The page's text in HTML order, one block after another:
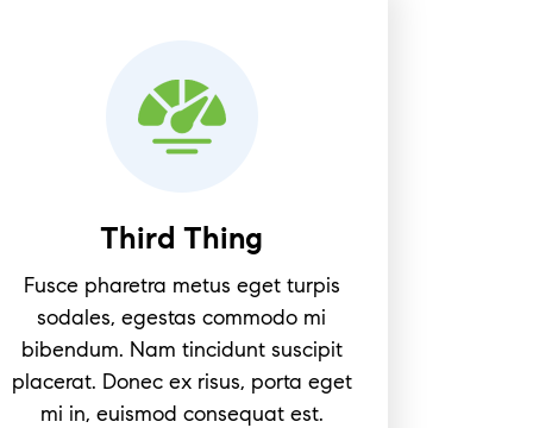
Third Thing
Fusce pharetra metus eget turpis
sodales, egestas commodo mi
bibendum. Nam tincidunt suscipit
placerat. Donec ex risus, porta eget
mi in, euismod consequat est.